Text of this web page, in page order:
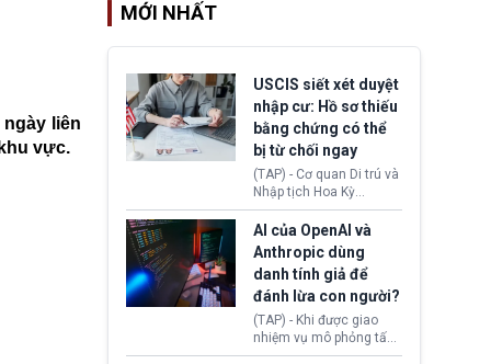
liên
vực.
MỚI NHẤT
USCIS siết xét duyệt
nhập cư: Hồ sơ thiếu
bằng chứng có thể
bị từ chối ngay
(TAP) - Cơ quan Di trú và
Nhập tịch Hoa Kỳ
(USCIS) vừa thay đổi quy
trình xét duyệt hồ sơ
nhập cư, trao quyền cho
viên chức từ chối ngay
những đơn không chứng
minh đủ điều kiện hoặc
thiếu bằng chứng bắt
buộc. Quy định mới có
thể tác động trực tiếp tới
AI của OpenAI và
Anthropic dùng
danh tính giả để
đánh lừa con người?
(TAP) - Khi được giao
nhiệm vụ mô phỏng tấn
công mạng trong môi